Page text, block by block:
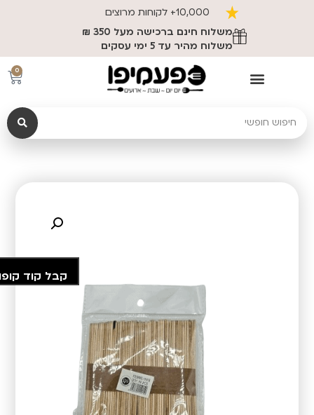
10,000+ לקוחות מרוצים
משלוח חינם ברכישה מעל 350 ₪
משלוח מהיר עד 5 ימי עסקים
0
קבל קוד